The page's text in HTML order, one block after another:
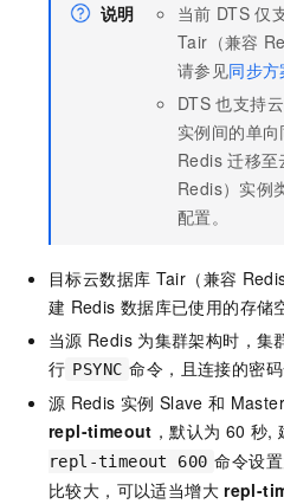
说明 当前 DTS 仅
Tair（兼容
请参见同步
DTS 也支持
实例间的单
Redis 迁移至
Redis） 实例
配置。
目标云数据库 Tair（兼容 Redis
建 Redis 数据库已使用的存储
当源 Redis 为集群架构时，集
行 PSYNC 命令，且连接的密码
源 Redis 实例 Slave 和 Master
repl-timeout ，默认为 60 秒,
repl-timeout 600 命令设
比较大，可以适当增大 repl-